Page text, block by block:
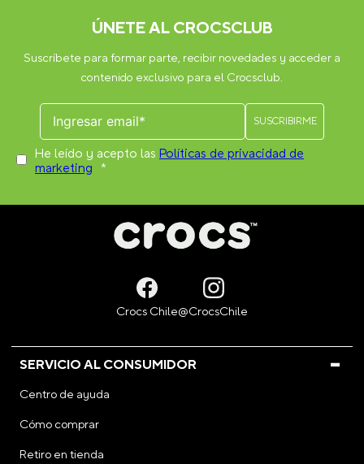
ÚNETE AL CROCSCLUB
Suscríbete para formar parte, recibir novedades y acceder a
contenido exclusivo para el Crocsclub.
He leído y acepto las Políticas de privacidad de
marketing *
SERVICIO AL CONSUMIDOR
Centro de ayuda
Cómo comprar
Retiro en tienda